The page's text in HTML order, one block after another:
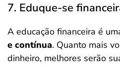
7. Eduque-se
A educação financeira é
e contínua. Quanto mais
dinheiro, melhores serão